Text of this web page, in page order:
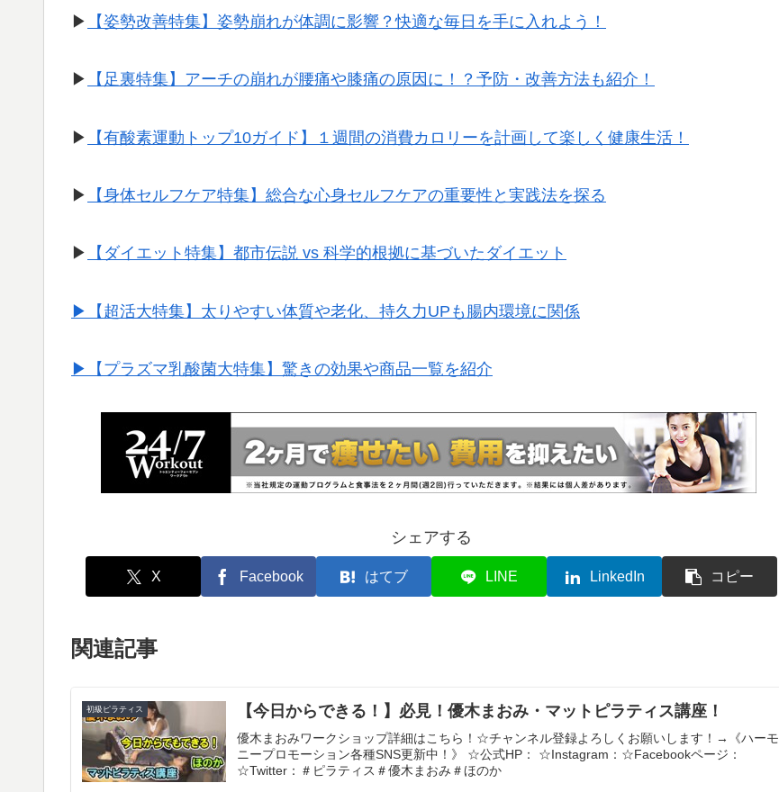
▶︎ 【姿勢改善特集】姿勢崩れが体調に影響？快適な毎日を手に入れよう！
▶︎ 【足裏特集】アーチの崩れが腰痛や膝痛の原因に！？予防・改善方法も紹介！
▶︎ 【有酸素運動トップ10ガイド】１週間の消費カロリーを計画して楽しく健康生活！
▶︎ 【身体セルフケア特集】総合な心身セルフケアの重要性と実践法を探る
▶︎ 【ダイエット特集】都市伝説 vs 科学的根拠に基づいたダイエット
▶︎【超活大特集】太りやすい体質や老化、持久力UPも腸内環境に関係
▶︎【プラズマ乳酸菌大特集】驚きの効果や商品一覧を紹介
シェアする
X Facebook はてブ LINE LinkedIn コピー
関連記事
初級ピラティス 【今日からできる！】必見！優木まおみ・マットピラティス講座！
優木まおみワークショップ詳細はこちら！☆チャンネル登録よろしくお願いします！→《ハーモ
ニープロモーション各種SNS更新中！》 ☆公式HP： ☆Instagram：☆Facebookページ：
☆Twitter：＃ピラティス＃優木まおみ＃ほのか